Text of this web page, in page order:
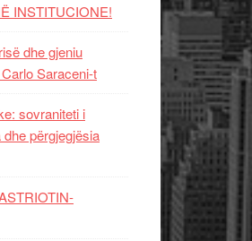
INSTITUCIONE!
dhe gjeniu
Saraceni-t
sovraniteti i
përgjegjësia